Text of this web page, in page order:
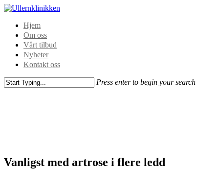
Hjem
Om oss
Vårt tilbud
Nyheter
Kontakt oss
Press enter to begin your search
Vanligst med artrose i flere ledd